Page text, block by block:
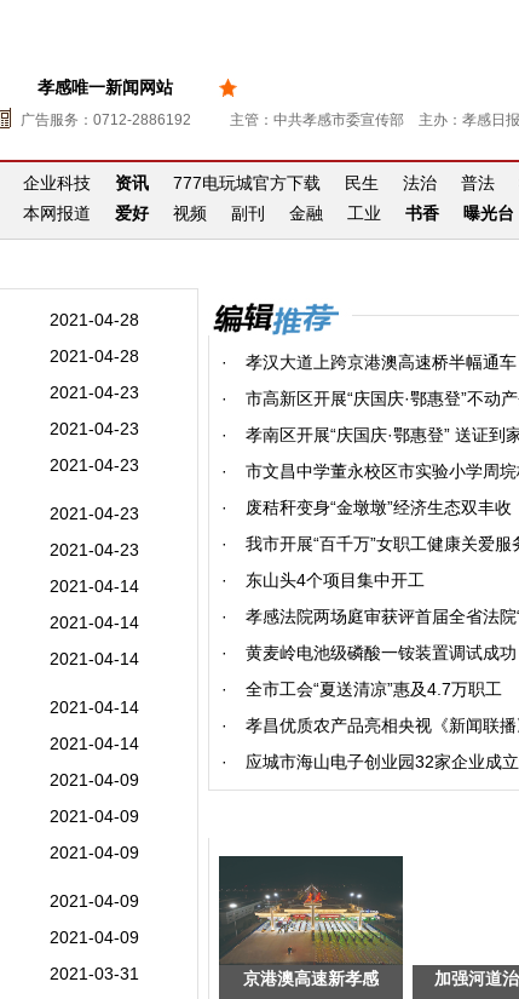
孝感唯一新闻网站
广告服务：0712-2886192 主管：中共孝感市委宣传部 主办：孝感日
企业科技 资讯 777电玩城官方下载 民生 法治 普法
本网报道 爱好 视频 副刊 金融 工业 书香 曝光台
2021-04-28
2021-04-28
2021-04-23
2021-04-23
2021-04-23
2021-04-23
2021-04-23
2021-04-14
2021-04-14
2021-04-14
2021-04-14
2021-04-14
2021-04-09
2021-04-09
2021-04-09
2021-04-09
2021-04-09
2021-03-31
·
孝汉大道上跨京港澳高速桥半幅通车
·
市高新区开展“庆国庆·鄂惠登”不动
·
孝南区开展“庆国庆·鄂惠登” 送证到
·
市文昌中学董永校区市实验小学周
·
废秸秆变身“金墩墩”经济生态双丰收
·
我市开展“百千万”女职工健康关爱服
·
东山头4个项目集中开工
·
孝感法院两场庭审获评首届全省法院
·
黄麦岭电池级磷酸一铵装置调试成功
·
全市工会“夏送清凉”惠及4.7万职工
·
孝昌优质农产品亮相央视《新闻联播
·
应城市海山电子创业园32家企业成
京港澳高速新孝感 加强河道